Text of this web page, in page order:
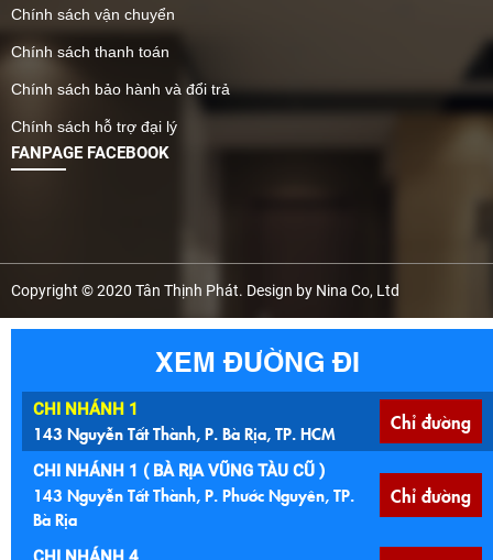
với các mẫu tấm nhựa lỗ
tin cập nhật giá tấm nhựa
lót sàn mới nhất 2026,
phân tích ưu nhược điểm
từng dòng sản phẩm,
hướng dẫn cách tính toán
chi phí – thi công hợp lý
và gợi ý ứng dụng thực tế
theo từng không gian.
Nếu bạn đang tìm một vật
liệu lót sàn bền – đẹp – dễ
lắp đặt cho các công trình
Chính sách vận chuyển
Chính sách thanh toán
Chính sách bảo hành và đổi trả
Chính sách hỗ trợ đại lý
FANPAGE FACEBOOK
Copyright © 2020 Tân Thịnh Phát. Design by Nina Co, Ltd
XEM ĐƯỜNG ĐI
CHI NHÁNH 1
143 Nguyễn Tất Thành, P. Bà Rịa, TP. HCM Chỉ đường
CHI NHÁNH 1 ( BÀ RỊA VŨNG TÀU CŨ )
143 Nguyễn Tất Thành, P. Phước Nguyên, TP.
Bà Rịa
Chỉ đường